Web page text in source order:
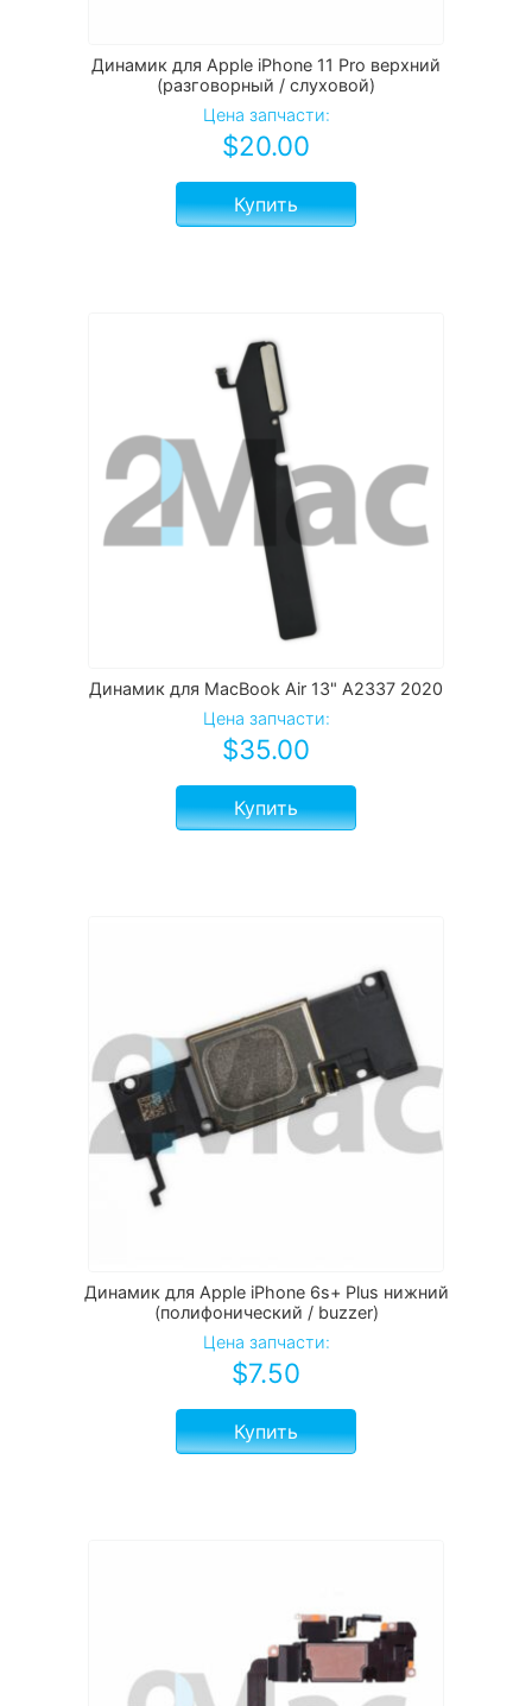
Динамик для Apple iPhone 11 Pro верхний
(разговорный / слуховой)
Цена запчасти:
$20.00
Купить
Динамик для MacBook Air 13" A2337 2020
Цена запчасти:
$35.00
Купить
Динамик для Apple iPhone 6s+ Plus нижний
(полифонический / buzzer)
Цена запчасти:
$7.50
Купить